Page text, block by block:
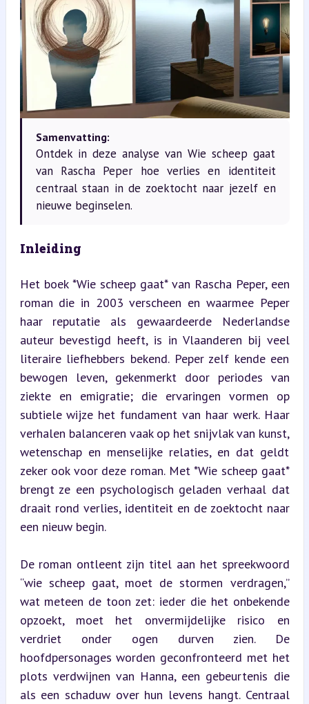
Samenvatting:
Ontdek in deze analyse van Wie scheep gaat
van Rascha Peper hoe verlies en identiteit
centraal staan in de zoektocht naar jezelf en
nieuwe beginselen.
Inleiding
Het boek *Wie scheep gaat* van Rascha Peper, een
roman die in 2003 verscheen en waarmee Peper
haar reputatie als gewaardeerde Nederlandse
auteur bevestigd heeft, is in Vlaanderen bij veel
literaire liefhebbers bekend. Peper zelf kende een
bewogen leven, gekenmerkt door periodes van
ziekte en emigratie; die ervaringen vormen op
subtiele wijze het fundament van haar werk. Haar
verhalen balanceren vaak op het snijvlak van kunst,
wetenschap en menselijke relaties, en dat geldt
zeker ook voor deze roman. Met *Wie scheep gaat*
brengt ze een psychologisch geladen verhaal dat
draait rond verlies, identiteit en de zoektocht naar
een nieuw begin.
De roman ontleent zijn titel aan het spreekwoord
“wie scheep gaat, moet de stormen verdragen,”
wat meteen de toon zet: ieder die het onbekende
opzoekt, moet het onvermijdelijke risico en
verdriet onder ogen durven zien. De
hoofdpersonages worden geconfronteerd met het
plots verdwijnen van Hanna, een gebeurtenis die
als een schaduw over hun levens hangt. Centraal